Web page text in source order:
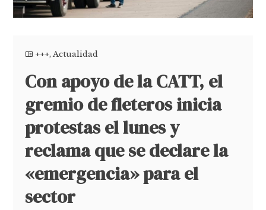
+++,Actualidad
Con apoyo de la CATT, el
gremio de fleteros inicia
protestas el lunes y
reclama que se declare la
«emergencia» para el
sector